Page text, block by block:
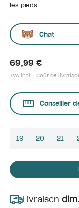
les pieds.
Chat
69,99 €
TVA incl. , Coût de
Conseiller
19 20 21
Livraison